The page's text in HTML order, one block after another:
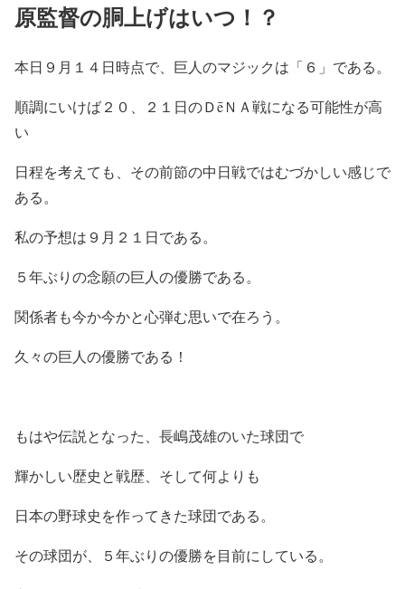
原監督の胴上げはいつ！？
本日９月１４日時点で、巨人のマジックは「６」である。
順調にいけば２０、２１日のＤēＮＡ戦になる可能性が高
い
日程を考えても、その前節の中日戦ではむづかしい感じで
ある。
私の予想は９月２１日である。
５年ぶりの念願の巨人の優勝である。
関係者も今か今かと心弾む思いで在ろう。
久々の巨人の優勝である！
もはや伝説となった、長嶋茂雄のいた球団で
輝かしい歴史と戦歴、そして何よりも
日本の野球史を作ってきた球団である。
その球団が、５年ぶりの優勝を目前にしている。